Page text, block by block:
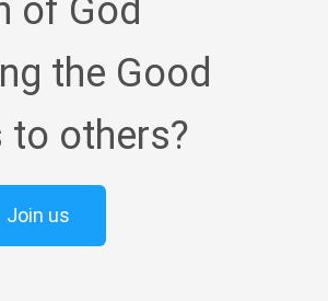
of God
the Good
to others?
Join us